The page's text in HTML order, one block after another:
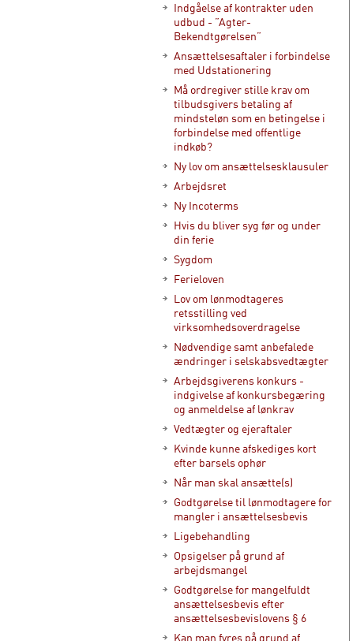
Indgåelse af kontrakter uden
udbud - ”Agter-
Bekendtgørelsen”
Ansættelsesaftaler i forbindelse
med Udstationering
Må ordregiver stille krav om
tilbudsgivers betaling af
mindsteløn som en betingelse i
forbindelse med offentlige
indkøb?
Ny lov om ansættelsesklausuler
Arbejdsret
Ny Incoterms
Hvis du bliver syg før og under
din ferie
Sygdom
Ferieloven
Lov om lønmodtageres
retsstilling ved
virksomhedsoverdragelse
Nødvendige samt anbefalede
ændringer i selskabsvedtægter
Arbejdsgiverens konkurs -
indgivelse af konkursbegæring
og anmeldelse af lønkrav
Vedtægter og ejeraftaler
Kvinde kunne afskediges kort
efter barsels ophør
Når man skal ansætte(s)
Godtgørelse til lønmodtagere for
mangler i ansættelsesbevis
Ligebehandling
Opsigelser på grund af
arbejdsmangel
Godtgørelse for mangelfuldt
ansættelsesbevis efter
ansættelsesbevislovens § 6
Kan man fyres på grund af